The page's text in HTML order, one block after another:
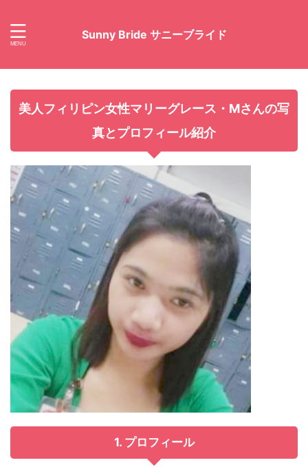
Sunny Bride サニーブライド
美人フィリピン女性マリーグレース・Mさんの写
真とプロフィール紹介
1. プロフィール